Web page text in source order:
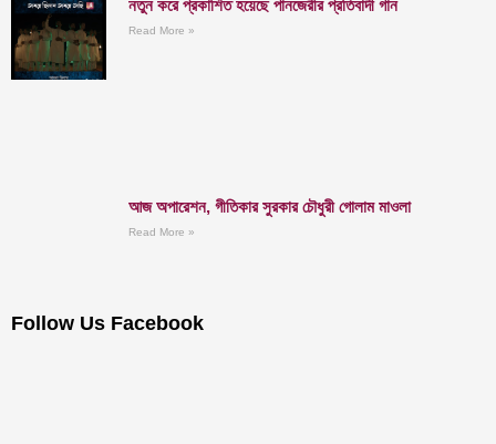
নতুন করে প্রকাশিত হয়েছে পানজেরীর প্রতিবাদী গান
Read More »
আজ অপারেশন, গীতিকার সুরকার চৌধুরী গোলাম মাওলা
Read More »
Follow Us Facebook